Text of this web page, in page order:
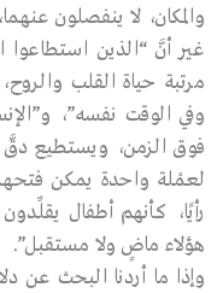
والمكان، لا ينفصلون
غير أنَّ “الذين
مرتبة حياة القلب
وفي الوقت نفسه”،
فوق الزمن، ويستطيع دقَّ
لعمْلة واحدة يمكن
رأيًا، كأنهم أطفال
هؤلاء ماضٍ ولا مستقبل”.
وإذا ما أردنا البحث عن